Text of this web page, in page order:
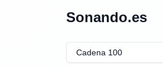
Sonando.es
Cadena 100